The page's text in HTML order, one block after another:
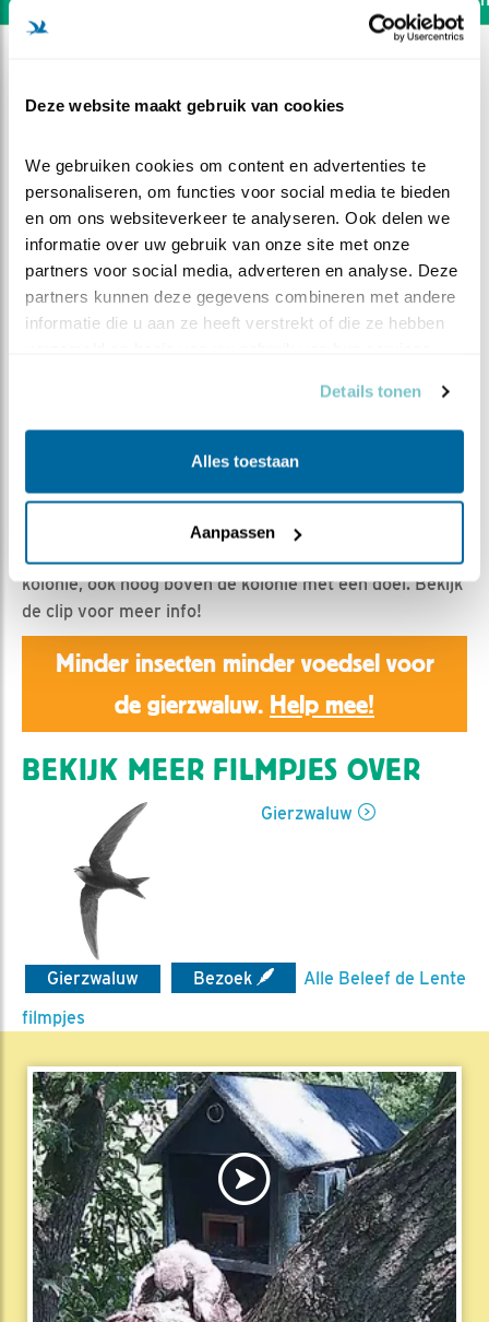
Deze website maakt gebruik van cookies
We gebruiken cookies om content en advertenties te
personaliseren, om functies voor social media te bieden
en om ons websiteverkeer te analyseren. Ook delen we
informatie over uw gebruik van onze site met onze
partners voor social media, adverteren en analyse. Deze
partners kunnen deze gegevens combineren met andere
informatie die u aan ze heeft verstrekt of die ze hebben
Details tonen
Alles toestaan
Aanpassen
Giervluchten en slaapgroep
xJochemx | Geplaatst op 26 juni 2026, 23:41 |
Vind
Weer wat beelden van de giertjes rond en boven de
kolonie, ook hoog boven de kolonie met een doel. Bekijk
de clip voor meer info!
Minder insecten minder voedsel voor
de gierzwaluw. Help mee!
BEKIJK MEER FILMPJES OVER
Gierzwaluw
Gierzwaluw Bezoek
Alle Beleef de Lente
filmpjes